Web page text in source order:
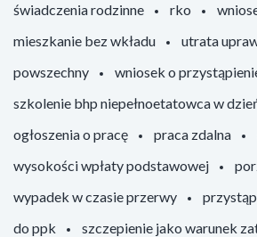
świadczenia rodzinne
rko
mieszkanie bez wkładu
utrata
powszechny
wniosek o
szkolenie bhp niepełnoetatowca w
ogłoszenia o pracę
praca zdalna
wysokości wpłaty podstawowej
wypadek w czasie przerwy
do ppk
szczepienie jako warunek